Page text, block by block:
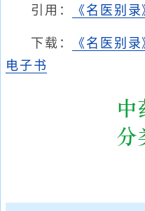
引用： 《名医别
下载： 《名医别
电子书